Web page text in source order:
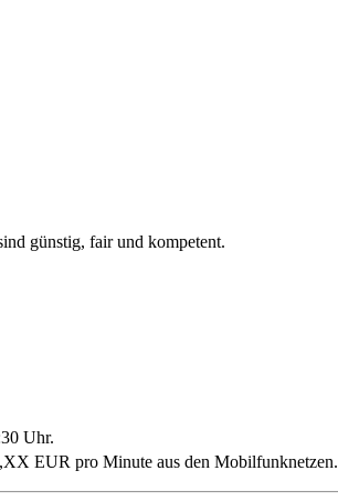
günstig, fair und kompetent.
Uhr.
EUR pro Minute aus den Mobilfunknetzen.